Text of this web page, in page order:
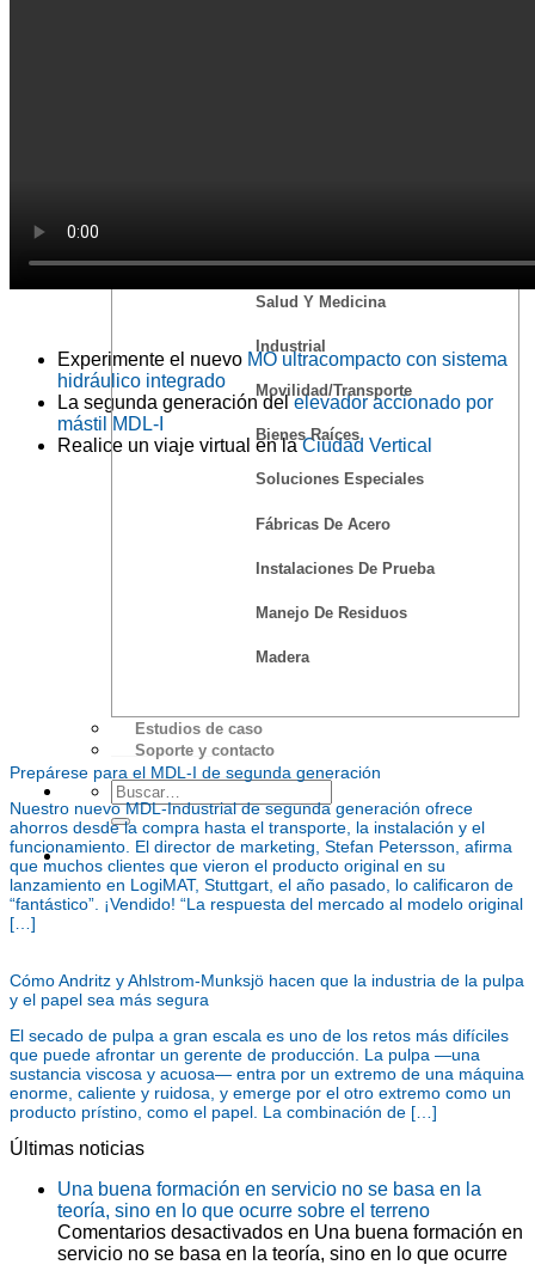
Alimento
Salud Y Medicina
Industrial
Movilidad/Transporte
Bienes Raíces
Soluciones Especiales
Fábricas De Acero
Instalaciones De Prueba
Manejo De Residuos
Madera
Estudios de caso
Soporte y contacto
Cotización
Experimente el nuevo MO ultracompacto con sistema
hidráulico integrado
La segunda generación delelevador accionado por
mástil MDL-I
Realice un viaje virtual en laCiudad Vertical
Prepárese para el MDL-I de segunda generación
Nuestro nuevo MDL-Industrial de segunda generación ofrece
ahorros desde la compra hasta el transporte, la instalación y el
funcionamiento. El director de marketing, Stefan Petersson, afirma
que muchos clientes que vieron el producto original en su
lanzamiento en LogiMAT, Stuttgart, el año pasado, lo calificaron de
“fantástico”. ¡Vendido! “La respuesta del mercado al modelo original
[…]
Cómo Andritz y Ahlstrom-Munksjö hacen que la industria de la pulpa
y el papel sea más segura
El secado de pulpa a gran escala es uno de los retos más difíciles
que puede afrontar un gerente de producción. La pulpa —una
sustancia viscosa y acuosa— entra por un extremo de una máquina
enorme, caliente y ruidosa, y emerge por el otro extremo como un
producto prístino, como el papel. La combinación de […]
Últimas noticias
Una buena formación en servicio no se basa en la
teoría, sino en lo que ocurre sobre el terreno
Comentarios desactivados en Una buena formación en
servicio no se basa en la teoría, sino en lo que ocurre